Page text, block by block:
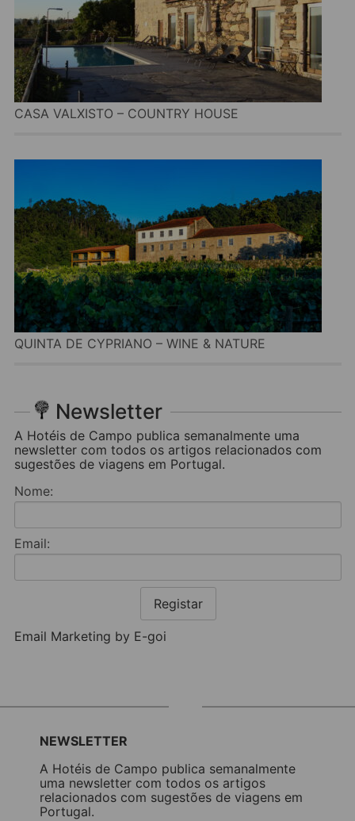
CASA VALXISTO – COUNTRY HOUSE
QUINTA DE CYPRIANO – WINE & NATURE
Newsletter
A Hotéis de Campo publica semanalmente uma
newsletter com todos os artigos relacionados com
sugestões de viagens em Portugal.
Nome:
Email:
Registar
Email Marketing by E-goi
NEWSLETTER
A Hotéis de Campo publica semanalmente
uma newsletter com todos os artigos
relacionados com sugestões de viagens em
Portugal.